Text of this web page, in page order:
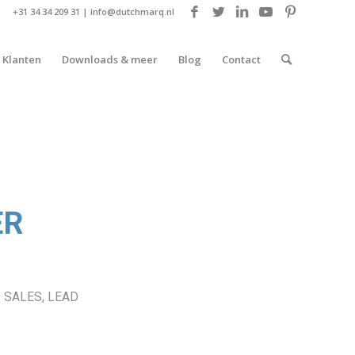
+31 34 34 209 31 | info@dutchmarq.nl
Klanten Downloads & meer Blog Contact
SALES, LEAD